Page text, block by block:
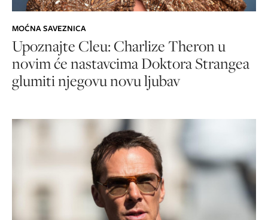
MOĆNA SAVEZNICA
Upoznajte Cleu: Charlize Theron u
novim će nastavcima Doktora Strangea
glumiti njegovu novu ljubav